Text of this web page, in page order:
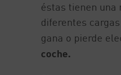
éstas tienen una
diferentes
gana o pierde
coche.